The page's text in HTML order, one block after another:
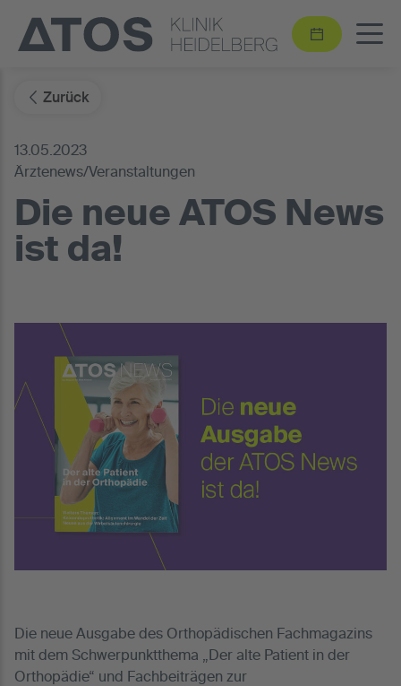
Zurück
13.05.2023
Ärztenews/Veranstaltungen
Die neue ATOS News
ist da!
Die neue Ausgabe des Orthopädischen Fachmagazins
mit dem Schwerpunktthema „Der alte Patient in der
Orthopädie“ und Fachbeiträgen zur